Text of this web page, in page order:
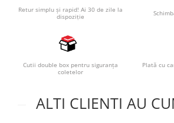
Retur simplu și rapid! Ai 30 de zile la
dispoziție
Cutii double box pentru siguranța
coletelor
Plată cu
ALTI CLIENTI AU